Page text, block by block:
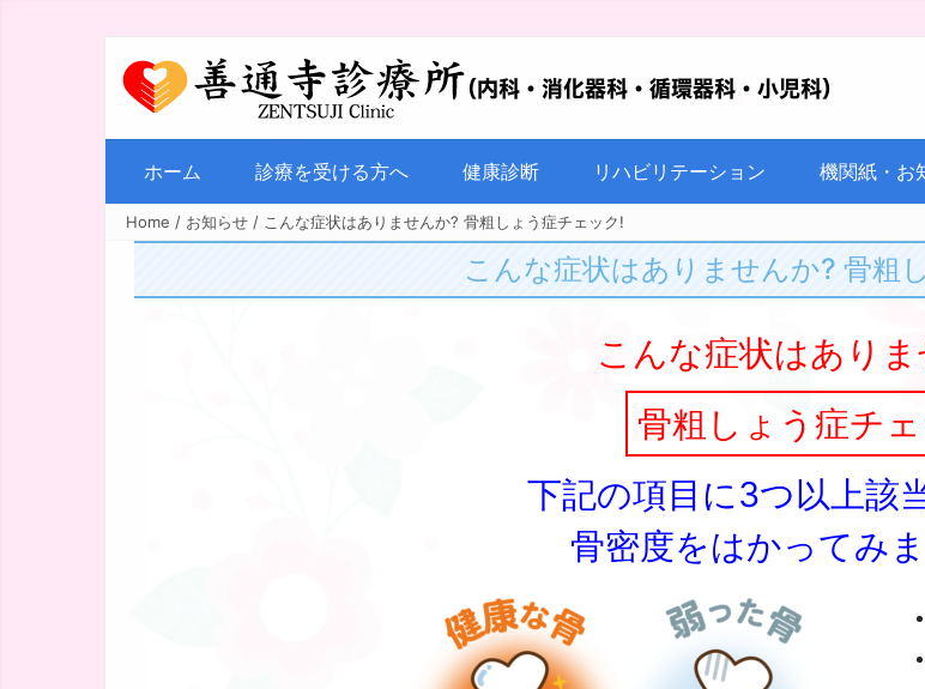
ホーム 診療を受ける方へ 健康診断 リハビリテーション 機関紙・お
Home / お知らせ / こんな症状はありませんか? 骨粗しょう症チェック!
こんな症状はありませんか? 骨粗
こんな症状はあり
骨粗しょう症チ
下記の項目に3つ以上該
骨密度をはかってみま